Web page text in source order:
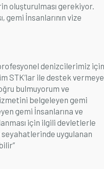
oluşturulması gerekiyor.
İnsanlarının vize
denizcilerimiz için
STK’lar ile destek vermeye
bulmuyorum ve
belgeleyen gemi
gemi İnsanlarına ve
için ilgili devletlerle
seyahatlerinde uygulanan